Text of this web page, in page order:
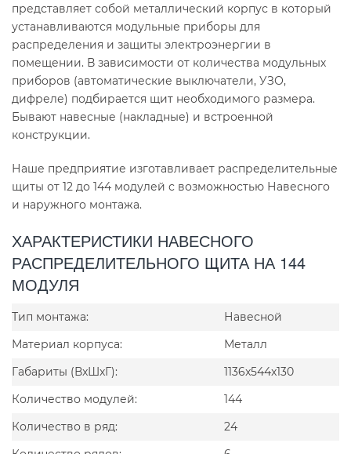
представляет собой металлический корпус в который
устанавливаются модульные приборы для
распределения и защиты электроэнергии в
помещении. В зависимости от количества модульных
приборов (автоматические выключатели, УЗО,
дифреле) подбирается щит необходимого размера.
Бывают навесные (накладные) и встроенной
конструкции.
Наше предприятие изготавливает распределительные
щиты от 12 до 144 модулей с возможностью Навесного
и наружного монтажа.
ХАРАКТЕРИСТИКИ НАВЕСНОГО
РАСПРЕДЕЛИТЕЛЬНОГО ЩИТА НА 144
МОДУЛЯ
Тип монтажа:
Навесной
Материал корпуса:
Металл
Габариты (ВxШxГ):
1136x544x130
Количество модулей:
144
Количество в ряд:
24